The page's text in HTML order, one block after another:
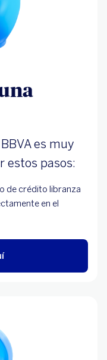
es muy
estos pasos:
de crédito libranza
en el